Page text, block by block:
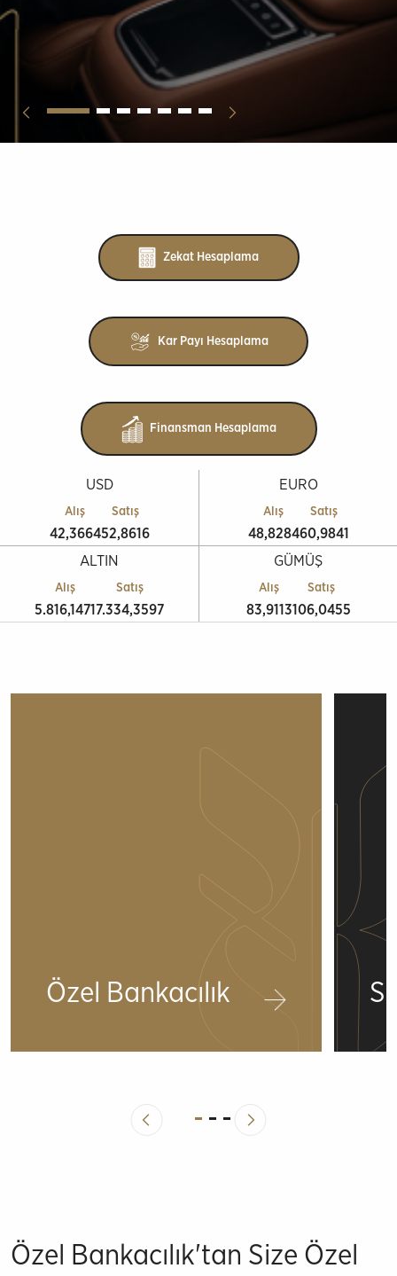
Zekat Hesaplama
Kar Payı Hesaplama
Finansman Hesaplama
USD
Alış
42,3664
Satış
52,8616
EURO
Alış
48,8284
Satış
60,9841
ALTIN
Alış
5.816,1471
Satış
7.334,3597
GÜMÜŞ
Alış
83,9113
Satış
106,0455
Özel Bankacılık
Özel Bankacılık'tan Size Özel